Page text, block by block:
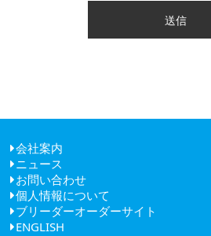
会社案内
ごあいさつ
経営理念
健康経営
会社概要
アクセス
ニュース
お問い合わせ
個人情報について
ブリーダーオーダーサイト
ENGLISH